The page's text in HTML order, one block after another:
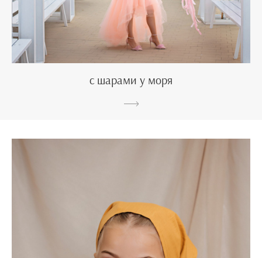
с шарами у моря